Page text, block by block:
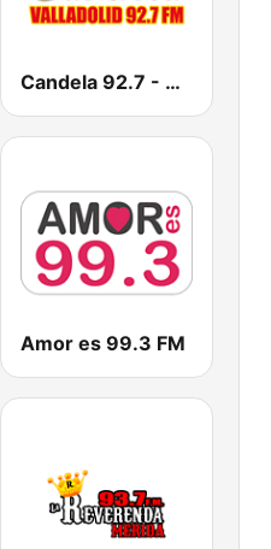
Candela 92.7 - Valladolid
Amor es 99.3 FM